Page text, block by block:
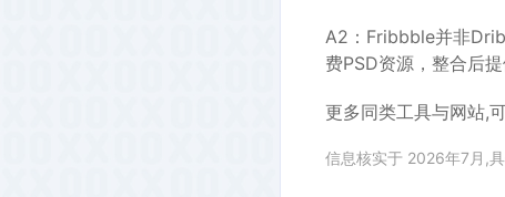
A2：Fribbble并非
费PSD资源，整合后提
更多同类工具与网站,
信息核实于 2026年7月,具